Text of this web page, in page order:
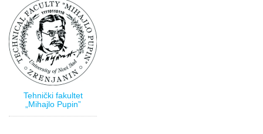
Tehnički fakultet
„Mihajlo Pupin”